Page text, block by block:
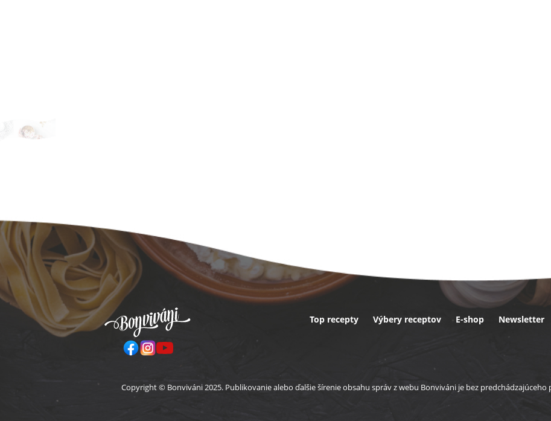
Päta
Top recepty Výbery receptov E-shop Newsletter
Copyright © Bonviváni 2025. Publikovanie alebo ďalšie šírenie obsahu správ z webu Bonviváni je bez